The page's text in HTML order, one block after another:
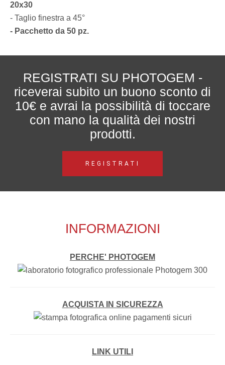
20x30
- Taglio finestra a 45°
- Pacchetto da 50 pz.
REGISTRATI SU PHOTOGEM -
riceverai subito un buono sconto di
10€ e avrai la possibilità di toccare
con mano la qualità dei nostri
prodotti.
REGISTRATI
INFORMAZIONI
PERCHE' PHOTOGEM
ACQUISTA IN SICUREZZA
LINK UTILI